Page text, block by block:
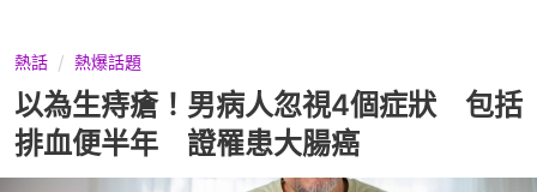
熱話 熱爆話題
以為生痔瘡！男病人忽視4個症狀 包括
排血便半年 證罹患大腸癌